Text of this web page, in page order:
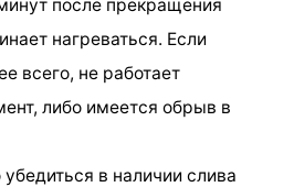
после прекращения
нагреваться. Если
всего, не работает
либо имеется обрыв в
в наличии слива